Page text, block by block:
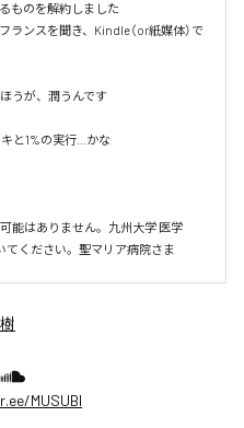
ものを解約しました
ンスを聞き、Kindle（or紙媒体）で
うが、潤うんです
と1%の実行…かな
能はありません。九州大学 医学
てください。聖マリア病院さま
MUSUBI